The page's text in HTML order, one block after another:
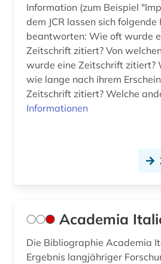
Information (zum Beispiel
dem JCR lassen sich folgende
beantworten: Wie oft wurde eine bestimmte
Zeitschrift zitiert? Von
wurde eine Zeitschrift zitiert?
wie lange nach ihrem
Zeitschrift zitiert? Welche
Informationen
Academia
Die Bibliographie Academia
Ergebnis langjähriger